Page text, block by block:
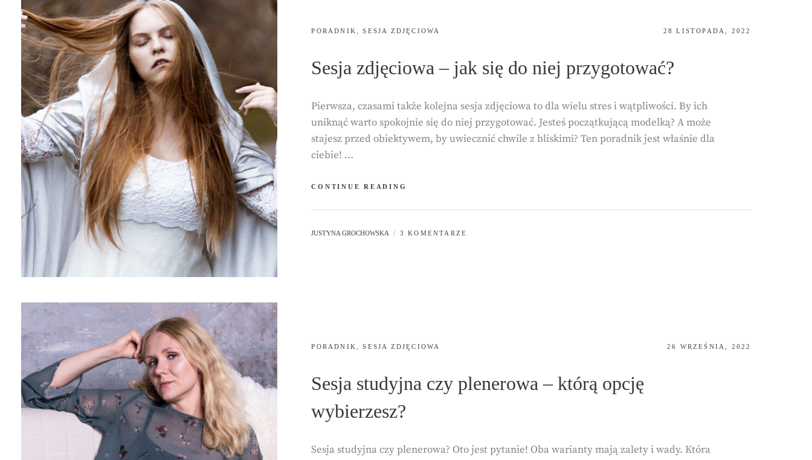
CATEGORIES:
PORADNIK ,SESJA ZDJĘCIOWA
POSTED
28 LISTOPADA, 2022
Sesja zdjęciowa – jak się do niej przygotować?
Pierwsza, czasami także kolejna sesja zdjęciowa to dla wielu stres i wątpliwości. By ich
uniknąć warto spokojnie się do niej przygotować. Jesteś początkującą modelką? A może
stajesz przed obiektywem, by uwiecznić chwile z bliskimi? Ten poradnik jest właśnie dla
ciebie! …
CONTINUE READING
–
SIĘ
BY
JUSTYNA GROCHOWSKA 3 KOMENTARZE
CATEGORIES:
PORADNIK ,SESJA ZDJĘCIOWA
POSTED
26 WRZEŚNIA, 2022
Sesja studyjna czy plenerowa – którą opcję
wybierzesz?
Sesja studyjna czy plenerowa? Oto jest pytanie! Oba warianty mają zalety i wady. Która